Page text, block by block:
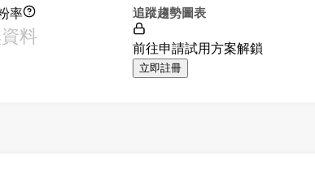
率
料
追蹤趨勢圖表
前往申請試用方案解鎖
立即註冊